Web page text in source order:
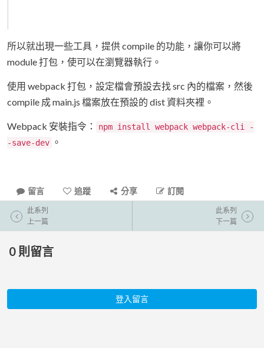
所以就出現一些工具，提供 compile 的功能，讓你可以將
module 打包，使可以在瀏覽器執行。
使用 webpack 打包，設定檔會預設去找 src 內的檔案，然後
compile 成 main.js 檔案放在預設的 dist 資料夾裡。
Webpack 安裝指令：
npm install webpack webpack-cli -
-save-dev 。
留言 追蹤 分享 訂閱
此系列
上一篇
此系列
下一篇
0 則留言
登入留言